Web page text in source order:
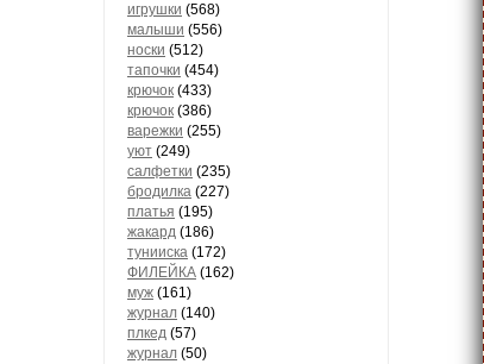
игрушки (568)
малыши (556)
носки (512)
тапочки (454)
крючок (433)
крючок (386)
варежки (255)
уют (249)
салфетки (235)
бродилка (227)
платья (195)
жакард (186)
тунииска (172)
ФИЛЕЙКА (162)
муж (161)
журнал (140)
плкед (57)
журнал (50)